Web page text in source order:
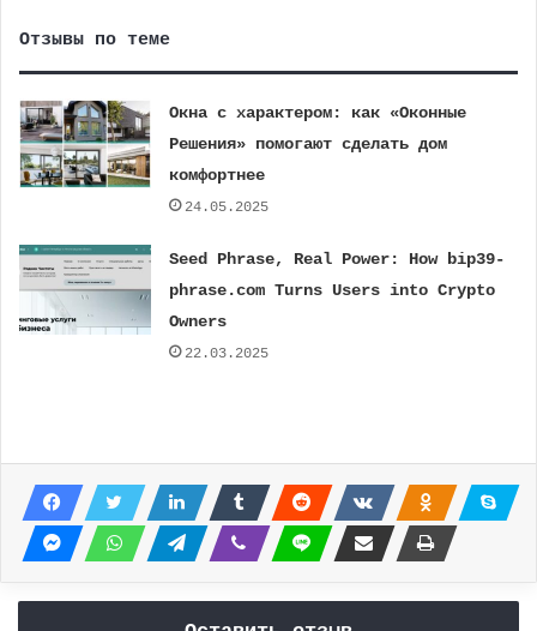
Отзывы по теме
Окна с характером: как «Оконные
Решения» помогают сделать дом
комфортнее
24.05.2025
Seed Phrase, Real Power: How bip39-
phrase.com Turns Users into Crypto
Owners
22.03.2025